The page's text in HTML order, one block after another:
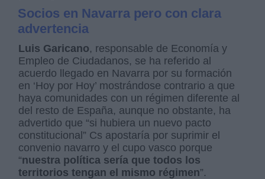
Socios en Navarra pero con clara
advertencia
Luis Garicano, responsable de Economía y
Empleo de Ciudadanos, se ha referido al
acuerdo llegado en Navarra por su formación
en ‘Hoy por Hoy’ mostrándose contrario a que
haya comunidades con un régimen diferente al
del resto de España, aunque no obstante, ha
advertido que “si hubiera un nuevo pacto
constitucional” Cs apostaría por suprimir el
convenio navarro y el cupo vasco porque
“nuestra política sería que todos los
territorios tengan el mismo régimen”.